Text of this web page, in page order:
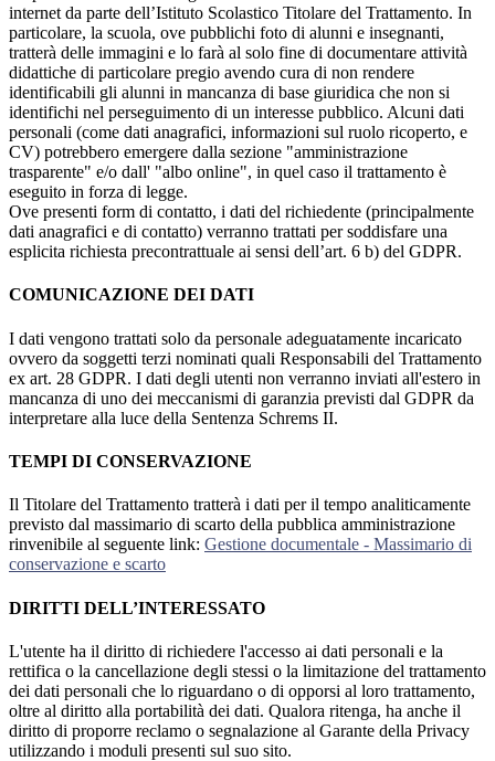
internet da parte dell’Istituto Scolastico Titolare del Trattamento. In
particolare, la scuola, ove pubblichi foto di alunni e insegnanti,
tratterà delle immagini e lo farà al solo fine di documentare attività
didattiche di particolare pregio avendo cura di non rendere
identificabili gli alunni in mancanza di base giuridica che non si
identifichi nel perseguimento di un interesse pubblico. Alcuni dati
personali (come dati anagrafici, informazioni sul ruolo ricoperto, e
CV) potrebbero emergere dalla sezione "amministrazione
trasparente" e/o dall' "albo online", in quel caso il trattamento è
eseguito in forza di legge.
Ove presenti form di contatto, i dati del richiedente (principalmente
dati anagrafici e di contatto) verranno trattati per soddisfare una
esplicita richiesta precontrattuale ai sensi dell’art. 6 b) del GDPR.
COMUNICAZIONE DEI DATI
I dati vengono trattati solo da personale adeguatamente incaricato
ovvero da soggetti terzi nominati quali Responsabili del Trattamento
ex art. 28 GDPR. I dati degli utenti non verranno inviati all'estero in
mancanza di uno dei meccanismi di garanzia previsti dal GDPR da
interpretare alla luce della Sentenza Schrems II.
TEMPI DI CONSERVAZIONE
Il Titolare del Trattamento tratterà i dati per il tempo analiticamente
previsto dal massimario di scarto della pubblica amministrazione
rinvenibile al seguente link: Gestione documentale - Massimario di
conservazione e scarto
DIRITTI DELL’INTERESSATO
L'utente ha il diritto di richiedere l'accesso ai dati personali e la
rettifica o la cancellazione degli stessi o la limitazione del trattamento
dei dati personali che lo riguardano o di opporsi al loro trattamento,
oltre al diritto alla portabilità dei dati. Qualora ritenga, ha anche il
diritto di proporre reclamo o segnalazione al Garante della Privacy
utilizzando i moduli presenti sul suo sito.